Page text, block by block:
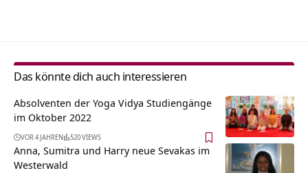
Das könnte dich auch interessieren
Absolventen der Yoga Vidya Studiengänge
im Oktober 2022
VOR 4 JAHREN 520 VIEWS
Anna, Sumitra und Harry neue Sevakas im
Westerwald